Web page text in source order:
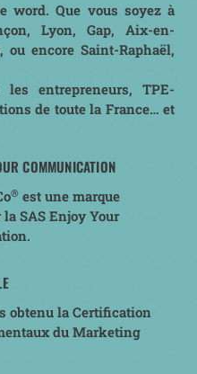
word. Que vous soyez à
Lyon, Gap, Aix-en-
ou encore Saint-Raphaël,
les entrepreneurs, TPE-
de toute la France… et
COMMUNICATION
® est une marque
la SAS Enjoy Your
obtenu la Certification
du Marketing